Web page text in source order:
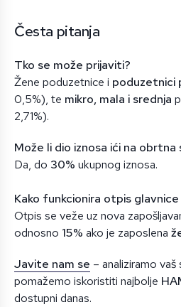
Česta pitanja
Tko se može prijaviti?
Žene poduzetnice i poduzetnici
0,5%), te mikro, mala i srednja
2,71%).
Može li dio iznosa ići na
Da, do 30% ukupnog iznosa.
Kako funkcionira otpis
Otpis se veže uz nova
odnosno 15% ako je zaposlena
Javite nam se – analiziramo
pomažemo iskoristiti najbolje
dostupni danas.